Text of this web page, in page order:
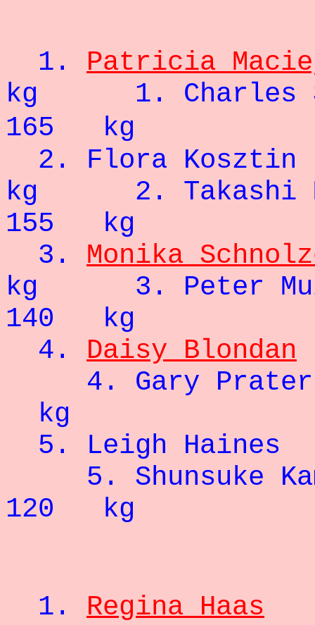
1. Patricia
kg 1.
165 kg
2. Flora
kg
2.
155 kg
3. Monika
kg 3.
140 kg
4. Daisy Blondan
4. Gary
kg
5. Leigh
5. Shunsuke
120 kg
1. Regina Haas